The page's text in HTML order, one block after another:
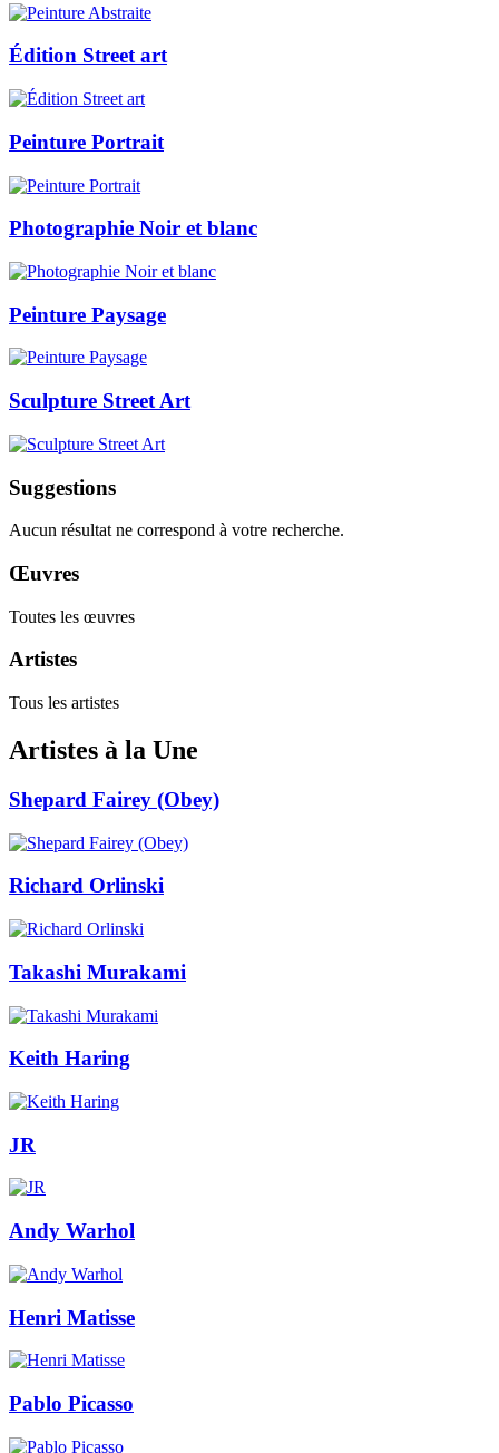
Édition Street art
Peinture Portrait
Photographie Noir et blanc
Peinture Paysage
Sculpture Street Art
Suggestions
Aucun résultat ne correspond à votre recherche.
Œuvres
Toutes les œuvres
Artistes
Tous les artistes
Artistes à la Une
Shepard Fairey (Obey)
Richard Orlinski
Takashi Murakami
Keith Haring
JR
Andy Warhol
Henri Matisse
Pablo Picasso